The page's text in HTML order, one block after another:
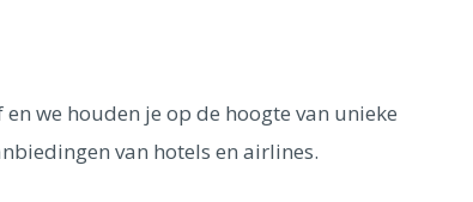
we houden je op de hoogte van unieke
van hotels en airlines.